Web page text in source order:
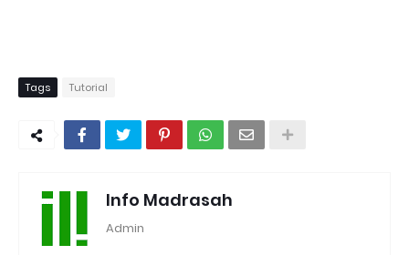
Tags Tutorial
Info Madrasah
Admin